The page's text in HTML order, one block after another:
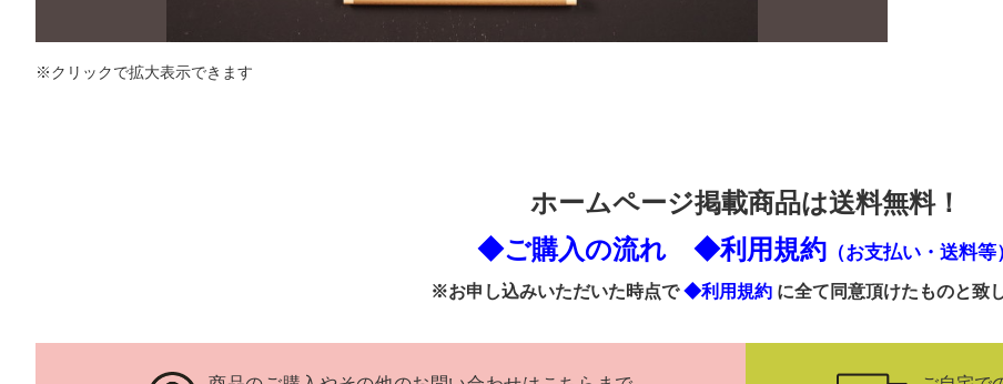
※クリックで拡大表示できます
ホームページ掲載商品は送料無料！
◆ご購入の流れ
◆利用規約 （お支払い・送料等）
※お申し込みいただいた時点で◆利用規約 に全て同意頂けたものと致